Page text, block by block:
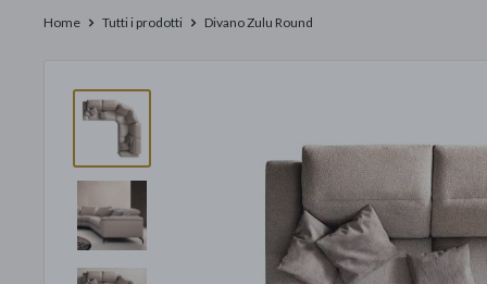
Home Tutti i prodotti Divano Zulu Round